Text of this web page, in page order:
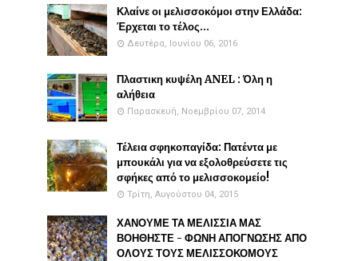
Κλαίνε οι μελισσοκόμοι στην Ελλάδα:
Έρχεται το τέλος...
Δευτέρα, Ιουνίου 06, 2016
Πλαστικη κυψέλη ANEL : Όλη η
αλήθεια
Παρασκευή, Νοεμβρίου 07, 2014
Τέλεια σφηκοπαγίδα: Πατέντα με
μπουκάλι για να εξολοθρεύσετε τις
σφήκες από το μελισσοκομείο!
Τρίτη, Αυγούστου 04, 2015
ΧΑΝΟΥΜΕ ΤΑ ΜΕΛΙΣΣΙΑ ΜΑΣ
ΒΟΗΘΗΣΤΕ - ΦΩΝΗ ΑΠΟΓΝΩΣΗΣ ΑΠΟ
ΟΛΟΥΣ ΤΟΥΣ ΜΕΛΙΣΣΟΚΟΜΟΥΣ